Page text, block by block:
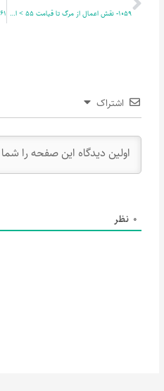
1059- نقش اعمال از مرگ تا قیامت 55 > اهوال قیامت 8
اشتراک
0 نظر